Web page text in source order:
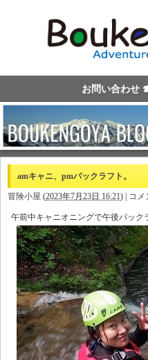
お問い合わせ
amキャニ、pmパックラフト。
冒険小屋 (2023年7月23日 16:21) | コメ
午前中キャニオニングで午後パック